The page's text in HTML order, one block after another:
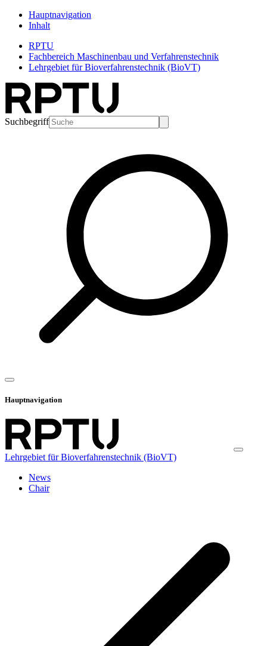
Hauptnavigation
Inhalt
RPTU
Fachbereich Maschinenbau und Verfahrenstechnik
Lehrgebiet für Bioverfahrenstechnik (BioVT)
Suchbegriff
Hauptnavigation
Lehrgebiet für Bioverfahrenstechnik (BioVT)
News
Chair